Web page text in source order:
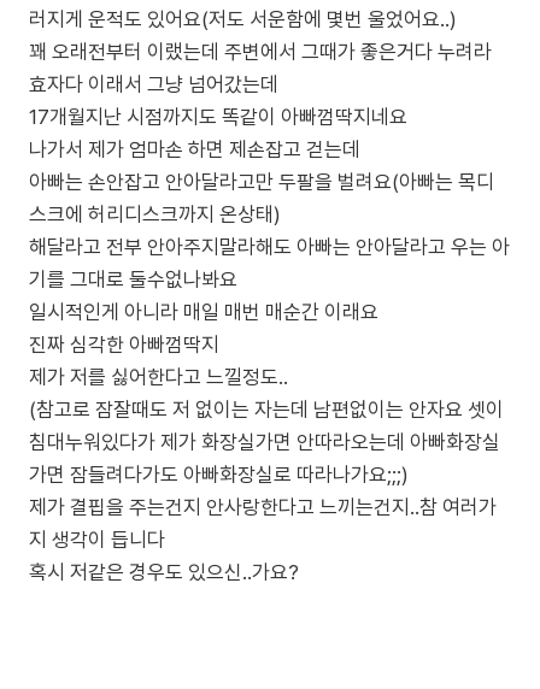
러지게 운적도 있어요(저도 서운함에 몇번 울었어요..)
꽤 오래전부터 이랬는데 주변에서 그때가 좋은거다 누려라
효자다 이래서 그냥 넘어갔는데
17개월지난 시점까지도 똑같이 아빠껌딱지네요
나가서 제가 엄마손 하면 제손잡고 걷는데
아빠는 손안잡고 안아달라고만 두팔을 벌려요(아빠는 목디
스크에 허리디스크까지 온상태)
해달라고 전부 안아주지말라해도 아빠는 안아달라고 우는 아
기를 그대로 둘수없나봐요
일시적인게 아니라 매일 매번 매순간 이래요
진짜 심각한 아빠껌딱지
제가 저를 싫어한다고 느낄정도..
(참고로 잠잘때도 저 없이는 자는데 남편없이는 안자요 셋이
침대누워있다가 제가 화장실가면 안따라오는데 아빠화장실
가면 잠들려다가도 아빠화장실로 따라나가요;;;)
제가 결핍을 주는건지 안사랑한다고 느끼는건지..참 여러가
지 생각이 듭니다
혹시 저같은 경우도 있으신..가요?